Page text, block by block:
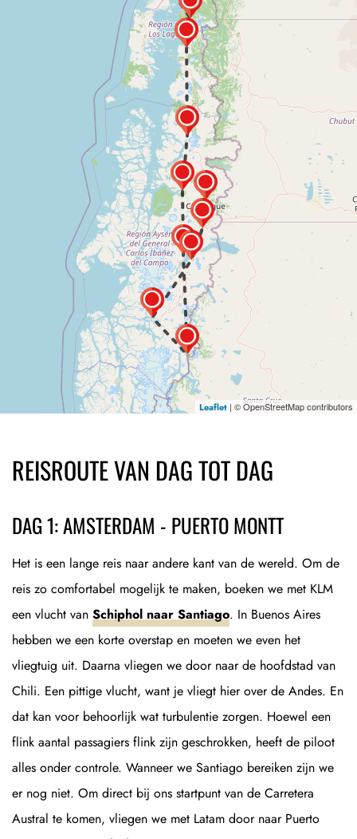
Leaflet | © OpenStreetMap contributors
REISROUTE VAN DAG TOT DAG
DAG 1: AMSTERDAM - PUERTO MONTT
Het is een lange reis naar andere kant van de wereld. Om de
reis zo comfortabel mogelijk te maken, boeken we met KLM
een vlucht van Schiphol naar Santiago. In Buenos Aires
hebben we een korte overstap en moeten we even het
vliegtuig uit. Daarna vliegen we door naar de hoofdstad van
Chili. Een pittige vlucht, want je vliegt hier over de Andes. En
dat kan voor behoorlijk wat turbulentie zorgen. Hoewel een
flink aantal passagiers flink zijn geschrokken, heeft de piloot
alles onder controle. Wanneer we Santiago bereiken zijn we
er nog niet. Om direct bij ons startpunt van de Carretera
Austral te komen, vliegen we met Latam door naar Puerto